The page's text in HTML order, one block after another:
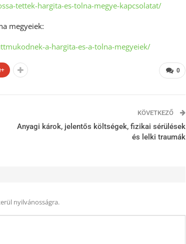
tettek-hargita-es-tolna-megye-kapcsolatat/
megyeiek:
a-hargita-es-a-tolna-megyeiek/
0
KÖVETKEZŐ
Anyagi károk, jelentős költségek, fizikai sérülések
és lelki traumák
nyilvánosságra.